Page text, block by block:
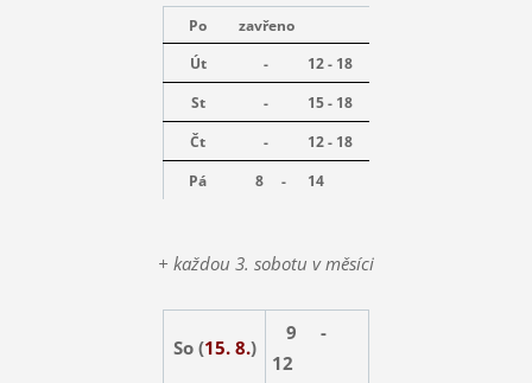
Po
zavřeno
Út
-
12 - 18
St
-
15 - 18
Čt
-
12 - 18
Pá
8 - 14
+ každou 3. sobotu v měsíci
So (15. 8.)
9 -
12